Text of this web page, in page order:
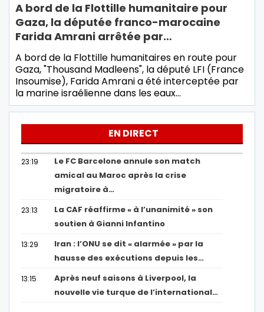
A bord de la Flottille humanitaire pour
Gaza, la députée franco-marocaine
Farida Amrani arrêtée par…
A bord de la Flottille humanitaires en route pour
Gaza, "Thousand Madleens", la député LFI (France
Insoumise), Farida Amrani a été interceptée par
la marine israélienne dans les eaux…
EN DIRECT
23:19
Le FC Barcelone annule son match
amical au Maroc après la crise
migratoire à…
23:13
La CAF réaffirme « à l’unanimité » son
soutien à Gianni Infantino
13:29
Iran : l’ONU se dit « alarmée » par la
hausse des exécutions depuis les…
13:15
Après neuf saisons à Liverpool, la
nouvelle vie turque de l’international…